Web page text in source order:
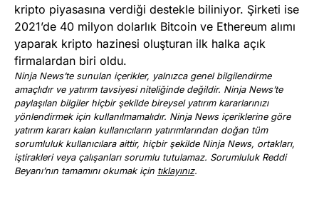
kripto piyasasına verdiği destekle biliniyor. Şirketi ise
2021’de 40 milyon dolarlık Bitcoin ve Ethereum alımı
yaparak kripto hazinesi oluşturan ilk halka açık
firmalardan biri oldu.
Ninja News’te sunulan içerikler, yalnızca genel bilgilendirme
amaçlıdır ve yatırım tavsiyesi niteliğinde değildir. Ninja News’te
paylaşılan bilgiler hiçbir şekilde bireysel yatırım kararlarınızı
yönlendirmek için kullanılmamalıdır. Ninja News içeriklerine göre
yatırım kararı kalan kullanıcıların yatırımlarından doğan tüm
sorumluluk kullanıcılara aittir, hiçbir şekilde Ninja News, ortakları,
iştirakleri veya çalışanları sorumlu tutulamaz. Sorumluluk Reddi
Beyanı’nın tamamını okumak için tıklayınız.